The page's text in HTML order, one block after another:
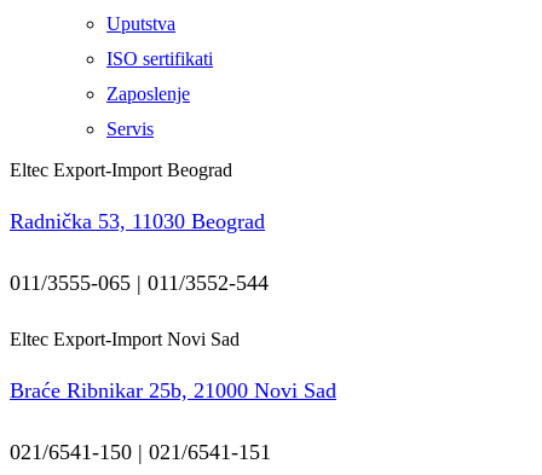
Uputstva
ISO sertifikati
Zaposlenje
Servis
Eltec Export-Import Beograd
Radnička 53, 11030 Beograd
011/3555-065 | 011/3552-544
Eltec Export-Import Novi Sad
Braće Ribnikar 25b, 21000 Novi Sad
021/6541-150 | 021/6541-151